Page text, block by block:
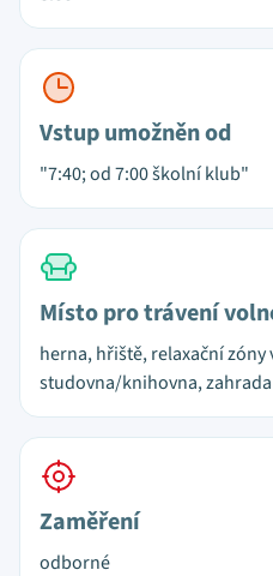
Vstup umožněn od
"7:40; od 7:00 školní klub"
Místo pro trávení
herna, hřiště, relaxační
studovna/knihovna, zahrada
Zaměření
odborné